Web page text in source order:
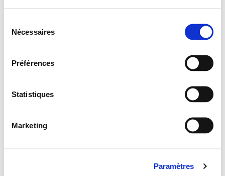
Nécessaires
Préférences
Statistiques
Marketing
Paramètres